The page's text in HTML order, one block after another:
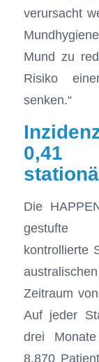
verursacht
Mund zu
Risiko
senken.“
0,41
Die
gestufte
kontrollierte
Zeitraum
Auf jeder
drei
8.870